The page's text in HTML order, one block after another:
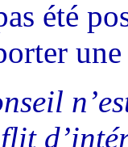
été